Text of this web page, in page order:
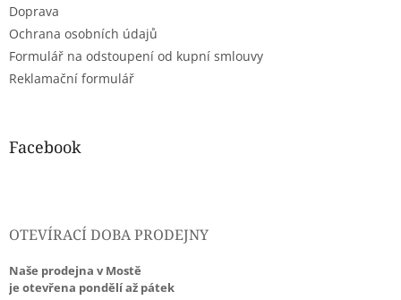
Doprava
Ochrana osobních údajů
Formulář na odstoupení od kupní smlouvy
Reklamační formulář
Facebook
OTEVÍRACÍ DOBA PRODEJNY
Naše prodejna v Mostě
je otevřena pondělí až pátek